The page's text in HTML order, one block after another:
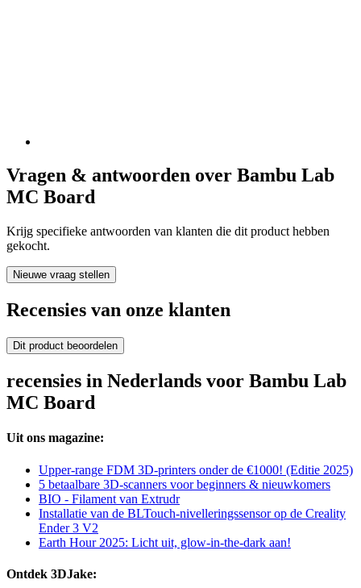
Vragen & antwoorden over Bambu Lab
MC Board
Krijg specifieke antwoorden van klanten die dit product hebben
gekocht.
Nieuwe vraag stellen
Recensies van onze klanten
Dit product beoordelen
recensies in Nederlands voor Bambu Lab
MC Board
Uit ons magazine:
Upper-range FDM 3D-printers onder de €1000! (Editie 2025)
5 betaalbare 3D-scanners voor beginners & nieuwkomers
BIO - Filament van Extrudr
Installatie van de BLTouch-nivelleringssensor op de Creality
Ender 3 V2
Earth Hour 2025: Licht uit, glow-in-the-dark aan!
Ontdek 3DJake: